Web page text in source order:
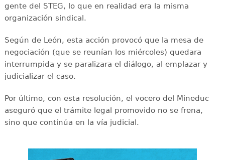
gente del STEG, lo que en realidad era la misma
organización sindical.
Según de León, esta acción provocó que la mesa de
negociación (que se reunían los miércoles) quedara
interrumpida y se paralizara el diálogo, al emplazar y
judicializar el caso.
Por último, con esta resolución, el vocero del Mineduc
aseguró que el trámite legal promovido no se frena,
sino que continúa en la vía judicial.